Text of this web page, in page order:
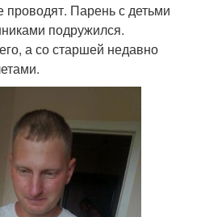
Парень с детьми
подружился.
а со старшей недавно